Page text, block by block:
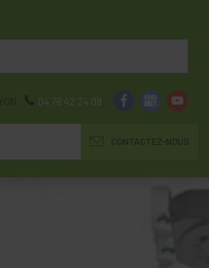
04 78 42 24 08
CONTACTEZ-NOUS